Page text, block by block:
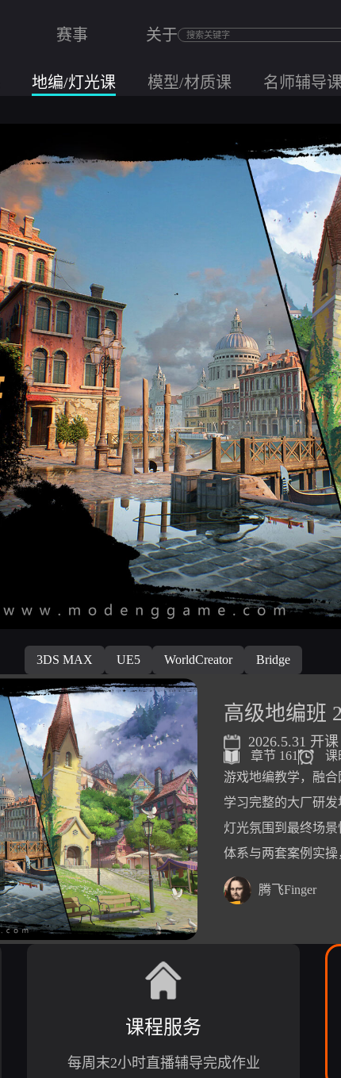
赛事 关于
地编/灯光课 模型/材质课 名师辅导
3DS MAX UE5 WorldCreator Bridge
高级地编班
2026.5.31 开课
章节 161
课
游戏地编教学，融
学习完整的大厂研
灯光氛围到最终场
体系与两套案例实
腾飞Finger
课程服务
每周末2小时直播辅导完成作业